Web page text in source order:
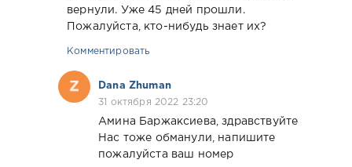
вернули. Уже 45 дней прошли.
Пожалуйста, кто-нибудь знает их?
Комментировать
Dana Zhuman
31 октября 2022 23:20
Амина Баржаксиева, здравствуйте
Нас тоже обманули, напишите
пожалуйста ваш номер